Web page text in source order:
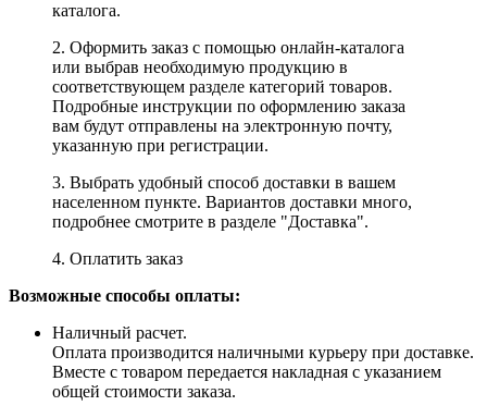
каталога.
2. Оформить заказ с помощью онлайн-каталога
или выбрав необходимую продукцию в
соответствующем разделе категорий товаров.
Подробные инструкции по оформлению заказа
вам будут отправлены на электронную почту,
указанную при регистрации.
3. Выбрать удобный способ доставки в вашем
населенном пункте. Вариантов доставки много,
подробнее смотрите в разделе "Доставка".
4. Оплатить заказ
Возможные способы оплаты:
Наличный расчет.
Оплата производится наличными курьеру при доставке.
Вместе с товаром передается накладная с указанием
общей стоимости заказа.